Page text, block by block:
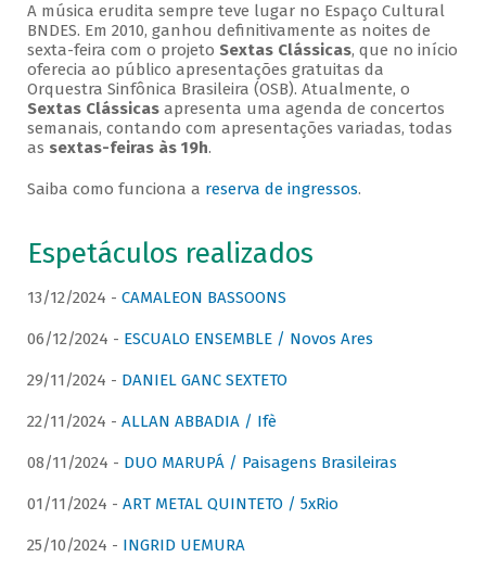
A música erudita sempre teve lugar no Espaço Cultural
BNDES. Em 2010, ganhou definitivamente as noites de
sexta-feira com o projeto Sextas Clássicas, que no início
oferecia ao público apresentações gratuitas da
Orquestra Sinfônica Brasileira (OSB). Atualmente, o
Sextas Clássicasapresenta uma agenda de concertos
semanais, contando com apresentações variadas, todas
as sextas-feiras às 19h.
Saiba como funciona a reserva de ingressos.
Espetáculos realizados
13/12/2024 - CAMALEON BASSOONS
06/12/2024 - ESCUALO ENSEMBLE / Novos Ares
29/11/2024 - DANIEL GANC SEXTETO
22/11/2024 - ALLAN ABBADIA / Ifè
08/11/2024 - DUO MARUPÁ / Paisagens Brasileiras
01/11/2024 - ART METAL QUINTETO / 5xRio
25/10/2024 - INGRID UEMURA